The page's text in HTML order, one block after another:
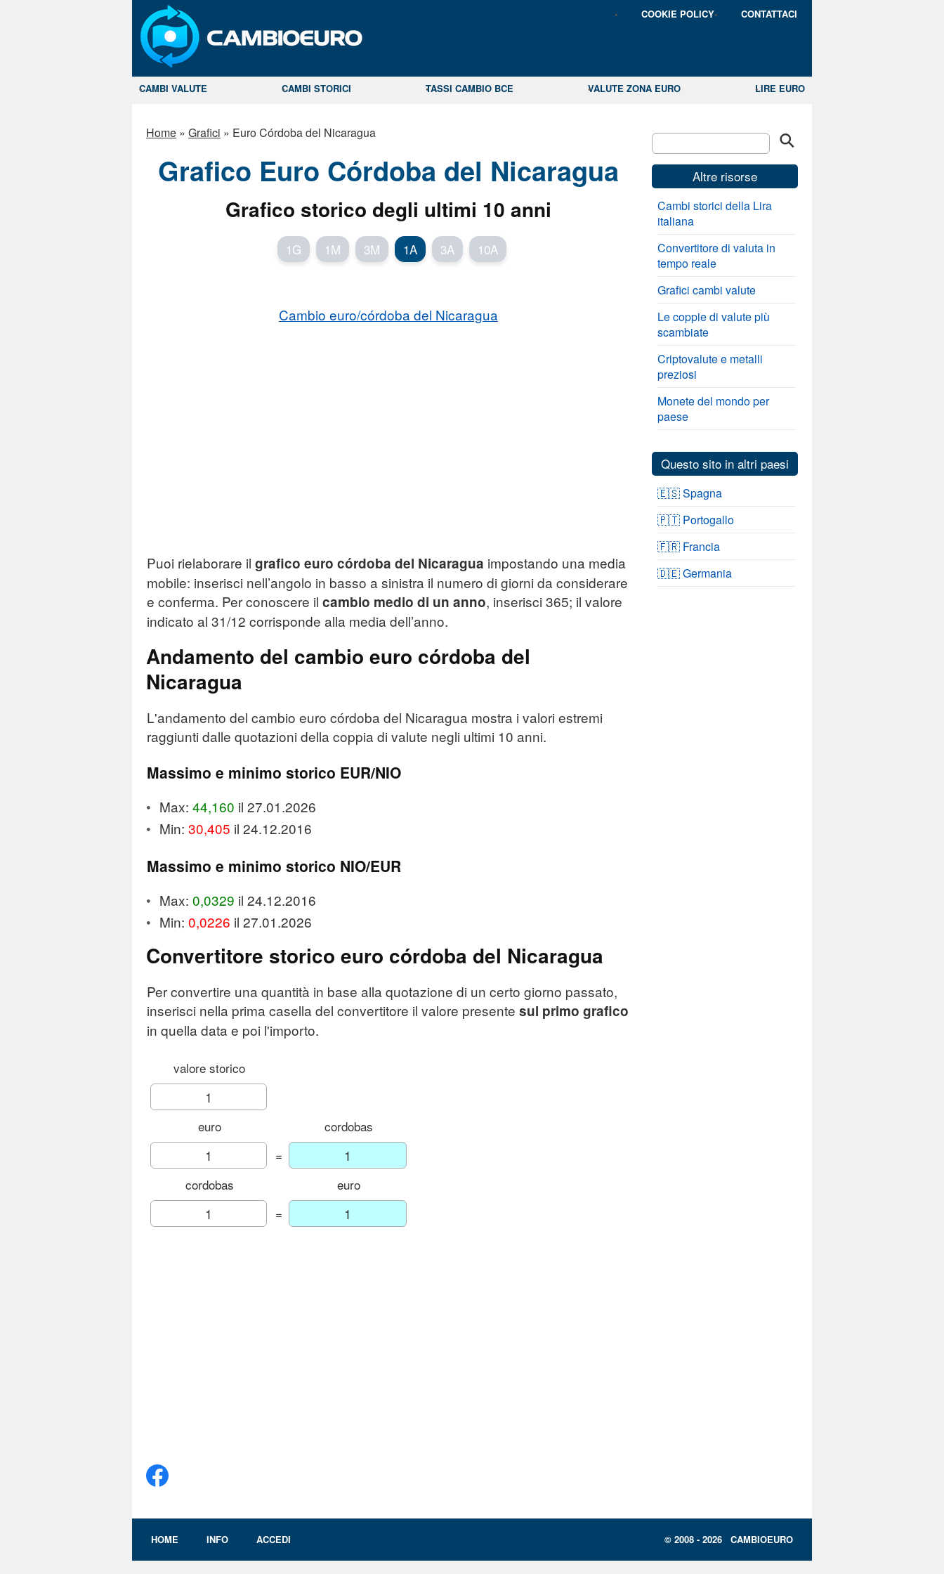
COOKIE POLICY CONTATTACI
CAMBI VALUTE CAMBI STORICI TASSI CAMBIO BCE VALUTE ZONA EURO LIRE EURO
Home » Grafici » Euro Córdoba del Nicaragua
Grafico Euro Córdoba del Nicaragua
Grafico storico degli ultimi 10 anni
1G 1M 3M 1A 3A 10A
Cambio euro/córdoba del Nicaragua
Puoi rielaborare il grafico euro córdoba del Nicaragua impostando una media
mobile: inserisci nell’angolo in basso a sinistra il numero di giorni da considerare
e conferma. Per conoscere il cambio medio di un anno, inserisci 365; il valore
indicato al 31/12 corrisponde alla media dell’anno.
Andamento del cambio euro córdoba del
Nicaragua
L'andamento del cambio euro córdoba del Nicaragua mostra i valori estremi
raggiunti dalle quotazioni della coppia di valute negli ultimi 10 anni.
Massimo e minimo storico EUR/NIO
Max: 44,160 il 27.01.2026
Min: 30,405 il 24.12.2016
Massimo e minimo storico NIO/EUR
Max: 0,0329 il 24.12.2016
Min: 0,0226 il 27.01.2026
Convertitore storico euro córdoba del Nicaragua
Per convertire una quantità in base alla quotazione di un certo giorno passato,
inserisci nella prima casella del convertitore il valore presente sul primo grafico
in quella data e poi l'importo.
valore storico
euro
cordobas
=
cordobas
euro
=
Altre risorse
Cambi storici della Lira
italiana
Convertitore di valuta in
tempo reale
Grafici cambi valute
Le coppie di valute più
scambiate
Criptovalute e metalli
preziosi
Monete del mondo per
paese
Questo sito in altri paesi
🇪🇸 Spagna
🇵🇹 Portogallo
🇫🇷 Francia
🇩🇪 Germania
HOME INFO ACCEDI © 2008 - 2026 CAMBIOEURO